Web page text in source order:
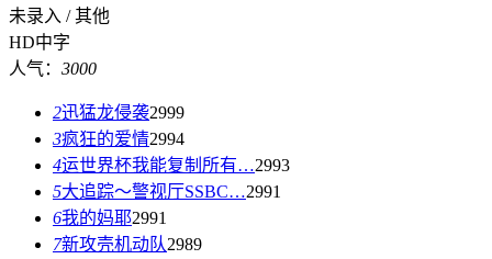
未录入 / 其他
HD中字
人气： 3000
2迅猛龙侵袭2999
3疯狂的爱情2994
4运世界杯我能复制所有…2993
5大追踪〜警视厅SSBC…2991
6我的妈耶2991
7新攻壳机动队2989